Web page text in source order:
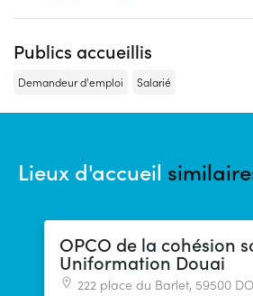
Publics accueillis
Demandeur d'emploi Salarié
Lieux d'accueil
OPCO de la cohésion
Uniformation Douai
222 place du Barlet, 59500